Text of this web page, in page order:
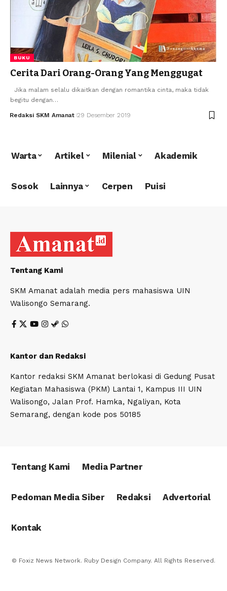
BUKU
Cerita Dari Orang-Orang Yang Menggugat
Jika malam selalu dikaitkan dengan romantika cinta, maka tidak
begitu dengan…
Redaksi SKM Amanat 29 Desember 2019
Warta Artikel Milenial Akademik
Sosok Lainnya Cerpen Puisi
Tentang Kami
SKM Amanat adalah media pers mahasiswa UIN
Walisongo Semarang.
Kantor dan Redaksi
Kantor redaksi SKM Amanat berlokasi di Gedung Pusat
Kegiatan Mahasiswa (PKM) Lantai 1, Kampus III UIN
Walisongo, Jalan Prof. Hamka, Ngaliyan, Kota
Semarang, dengan kode pos 50185
Tentang Kami Media Partner
Pedoman Media Siber Redaksi Advertorial
Kontak
© Foxiz News Network. Ruby Design Company. All Rights Reserved.